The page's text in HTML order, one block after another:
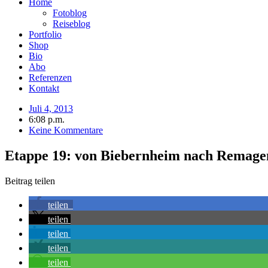
Fotoblog
Reiseblog
Portfolio
Shop
Bio
Abo
Referenzen
Kontakt
Juli 4, 2013
6:08 p.m.
Keine Kommentare
Etappe 19: von Biebernheim nach
Beitrag teilen
teilen
teilen
teilen
teilen
teilen